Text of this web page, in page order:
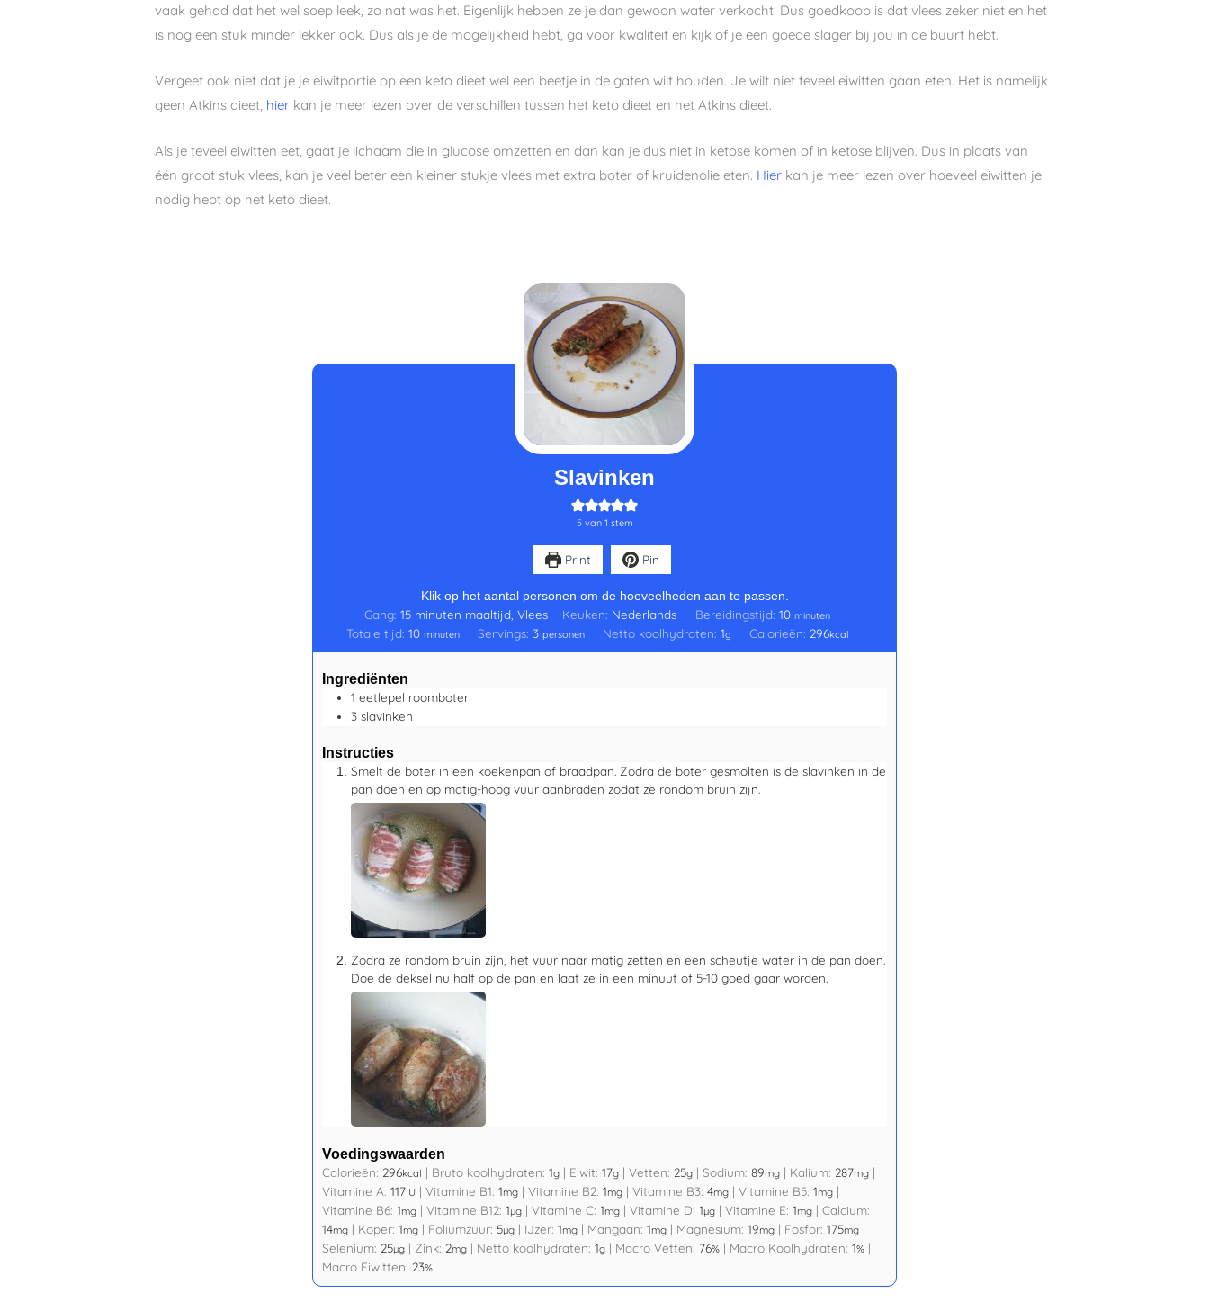
vaak gehad dat het wel soep leek, zo nat was het. Eigenlijk hebben ze je dan gewoon water verkocht! Dus goedkoop is dat vlees zeker niet en het
is nog een stuk minder lekker ook. Dus als je de mogelijkheid hebt, ga voor kwaliteit en kijk of je een goede slager bij jou in de buurt hebt.
Vergeet ook niet dat je je eiwitportie op een keto dieet wel een beetje in de gaten wilt houden. Je wilt niet teveel eiwitten gaan eten. Het is namelijk
geen Atkins dieet, hier kan je meer lezen over de verschillen tussen het keto dieet en het Atkins dieet.
Als je teveel eiwitten eet, gaat je lichaam die in glucose omzetten en dan kan je dus niet in ketose komen of in ketose blijven. Dus in plaats van
één groot stuk vlees, kan je veel beter een kleiner stukje vlees met extra boter of kruidenolie eten. Hier kan je meer lezen over hoeveel eiwitten je
nodig hebt op het keto dieet.
Slavinken
5van 1 stem
Print Pin
Klik op het aantal personen om de hoeveelheden aan te passen.
Gang:15 minuten maaltijd, Vlees Keuken: Nederlands Bereidingstijd: 10 minuten
Totale tijd: 10 minuten Servings: 3 personen Netto koolhydraten: 1g Calorieën: 296kcal
Ingrediënten
1 eetlepel roomboter
3 slavinken
Instructies
Smelt de boter in een koekenpan of braadpan. Zodra de boter gesmolten is de slavinken in de
pan doen en op matig-hoog vuur aanbraden zodat ze rondom bruin zijn.
Zodra ze rondom bruin zijn, het vuur naar matig zetten en een scheutje water in de pan doen.
Doe de deksel nu half op de pan en laat ze in een minuut of 5-10 goed gaar worden.
Voedingswaarden
Calorieën: 296kcal | Bruto koolhydraten: 1g | Eiwit: 17g | Vetten: 25g | Sodium: 89mg | Kalium: 287mg |
Vitamine A: 117IU | Vitamine B1: 1mg | Vitamine B2: 1mg | Vitamine B3: 4mg | Vitamine B5: 1mg |
Vitamine B6: 1mg | Vitamine B12: 1µg | Vitamine C: 1mg | Vitamine D: 1µg | Vitamine E: 1mg | Calcium:
14mg | Koper: 1mg | Foliumzuur: 5µg | IJzer: 1mg | Mangaan: 1mg | Magnesium: 19mg | Fosfor: 175mg |
Selenium: 25µg | Zink: 2mg | Netto koolhydraten: 1g | Macro Vetten: 76% | Macro Koolhydraten: 1% |
Macro Eiwitten: 23%